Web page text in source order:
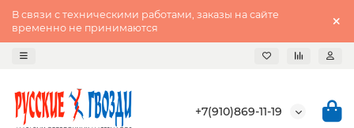
В связи с техническими работами, заказы на сайте
временно не принимаются
+7(910)869-11-19